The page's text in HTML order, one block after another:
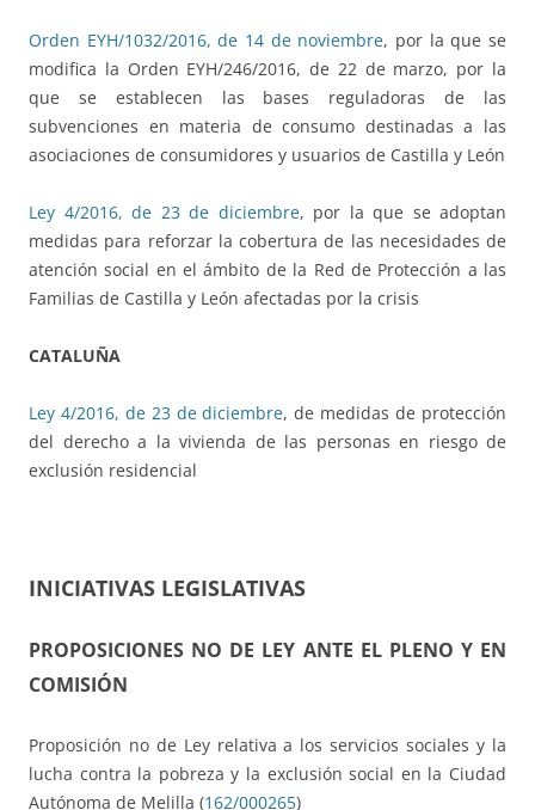
Orden EYH/1032/2016, de 14 de noviembre, por la que se
modifica la Orden EYH/246/2016, de 22 de marzo, por la
que se establecen las bases reguladoras de las
subvenciones en materia de consumo destinadas a las
asociaciones de consumidores y usuarios de Castilla y León
Ley 4/2016, de 23 de diciembre, por la que se adoptan
medidas para reforzar la cobertura de las necesidades de
atención social en el ámbito de la Red de Protección a las
Familias de Castilla y León afectadas por la crisis
CATALUÑA
Ley 4/2016, de 23 de diciembre, de medidas de protección
del derecho a la vivienda de las personas en riesgo de
exclusión residencial
INICIATIVAS LEGISLATIVAS
PROPOSICIONES NO DE LEY ANTE EL PLENO Y EN
COMISIÓN
Proposición no de Ley relativa a los servicios sociales y la
lucha contra la pobreza y la exclusión social en la Ciudad
Autónoma de Melilla (162/000265)